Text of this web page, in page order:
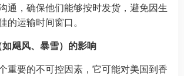
通，确保他们能够按时发货，避免因生
的运输时间窗口。
飓风、暴雪）的影响
重要的不可控因素，它可能对美国到香